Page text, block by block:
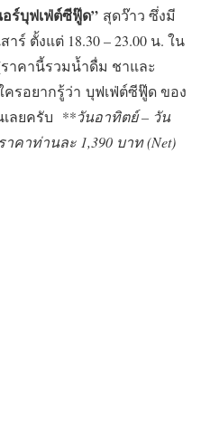
อร์บุฟเฟ่ต์ซีฟู๊ด” สุดว๊าว ซึ่งมี
ร์ ตั้งแต่ 18.30 – 23.00 น. ใน
าคานี้รวมน้ำดื่ม ชาและ
ครอยากรู้ว่า บุฟเฟ่ต์ซีฟู๊ด ของ
ลยครับ **วันอาทิตย์ – วัน
คาท่านละ 1,390 บาท (Net)